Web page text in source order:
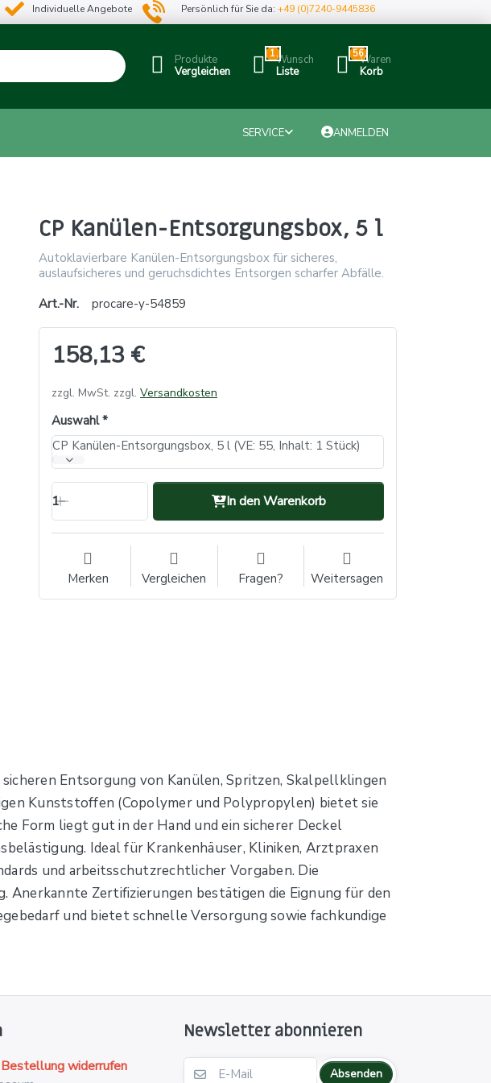
Individuelle Angebote Persönlich für Sie da:+49 (0)7240-9445836
Produkte
Vergleichen
1Wunsch
Liste
56Waren
Korb
SERVICE ANMELDEN
CP Kanülen-Entsorgungsbox, 5 l
Autoklavierbare Kanülen-Entsorgungsbox für sicheres,
auslaufsicheres und geruchsdichtes Entsorgen scharfer Abfälle.
Art.-Nr.
procare-y-54859
158,13 €
zzgl. MwSt. zzgl. Versandkosten
Auswahl
CP Kanülen-Entsorgungsbox, 5 l (VE: 55, Inhalt: 1 Stück)
1 In den Warenkorb
Merken Vergleichen Fragen? Weitersagen
Entsorgung von Kanülen, Spritzen, Skalpellklingen
Kunststoffen (Copolymer und Polypropylen) bietet sie
Form liegt gut in der Hand und ein sicherer Deckel
Ideal für Krankenhäuser, Kliniken, Arztpraxen
und arbeitsschutzrechtlicher Vorgaben. Die
Anerkannte Zertifizierungen bestätigen die Eignung für den
und bietet schnelle Versorgung sowie fachkundige
widerrufen
Newsletter abonnieren
Absenden